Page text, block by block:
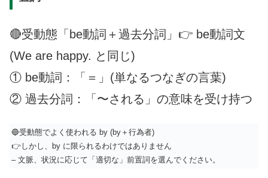
🔴受動態「be動詞＋過去分詞」👉 be動詞文
(We are happy. と同じ)
① be動詞：「＝」(単なるつなぎの言葉)
② 過去分詞：「〜される」の意味を受け持つ
🔵受動態でよく使われる by (by＋行為者)
👉しかし、by に限られるわけではありません
– 文脈、状況に応じて「適切な」前置詞を選んでください。